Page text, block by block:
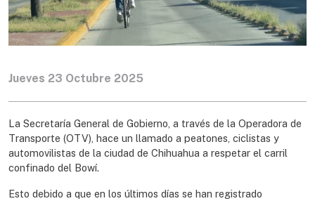
Jueves 23 Octubre 2025
La Secretaría General de Gobierno, a través de la Operadora de
Transporte (OTV), hace un llamado a peatones, ciclistas y
automovilistas de la ciudad de Chihuahua a respetar el carril
confinado del Bowí.
Esto debido a que en los últimos días se han registrado